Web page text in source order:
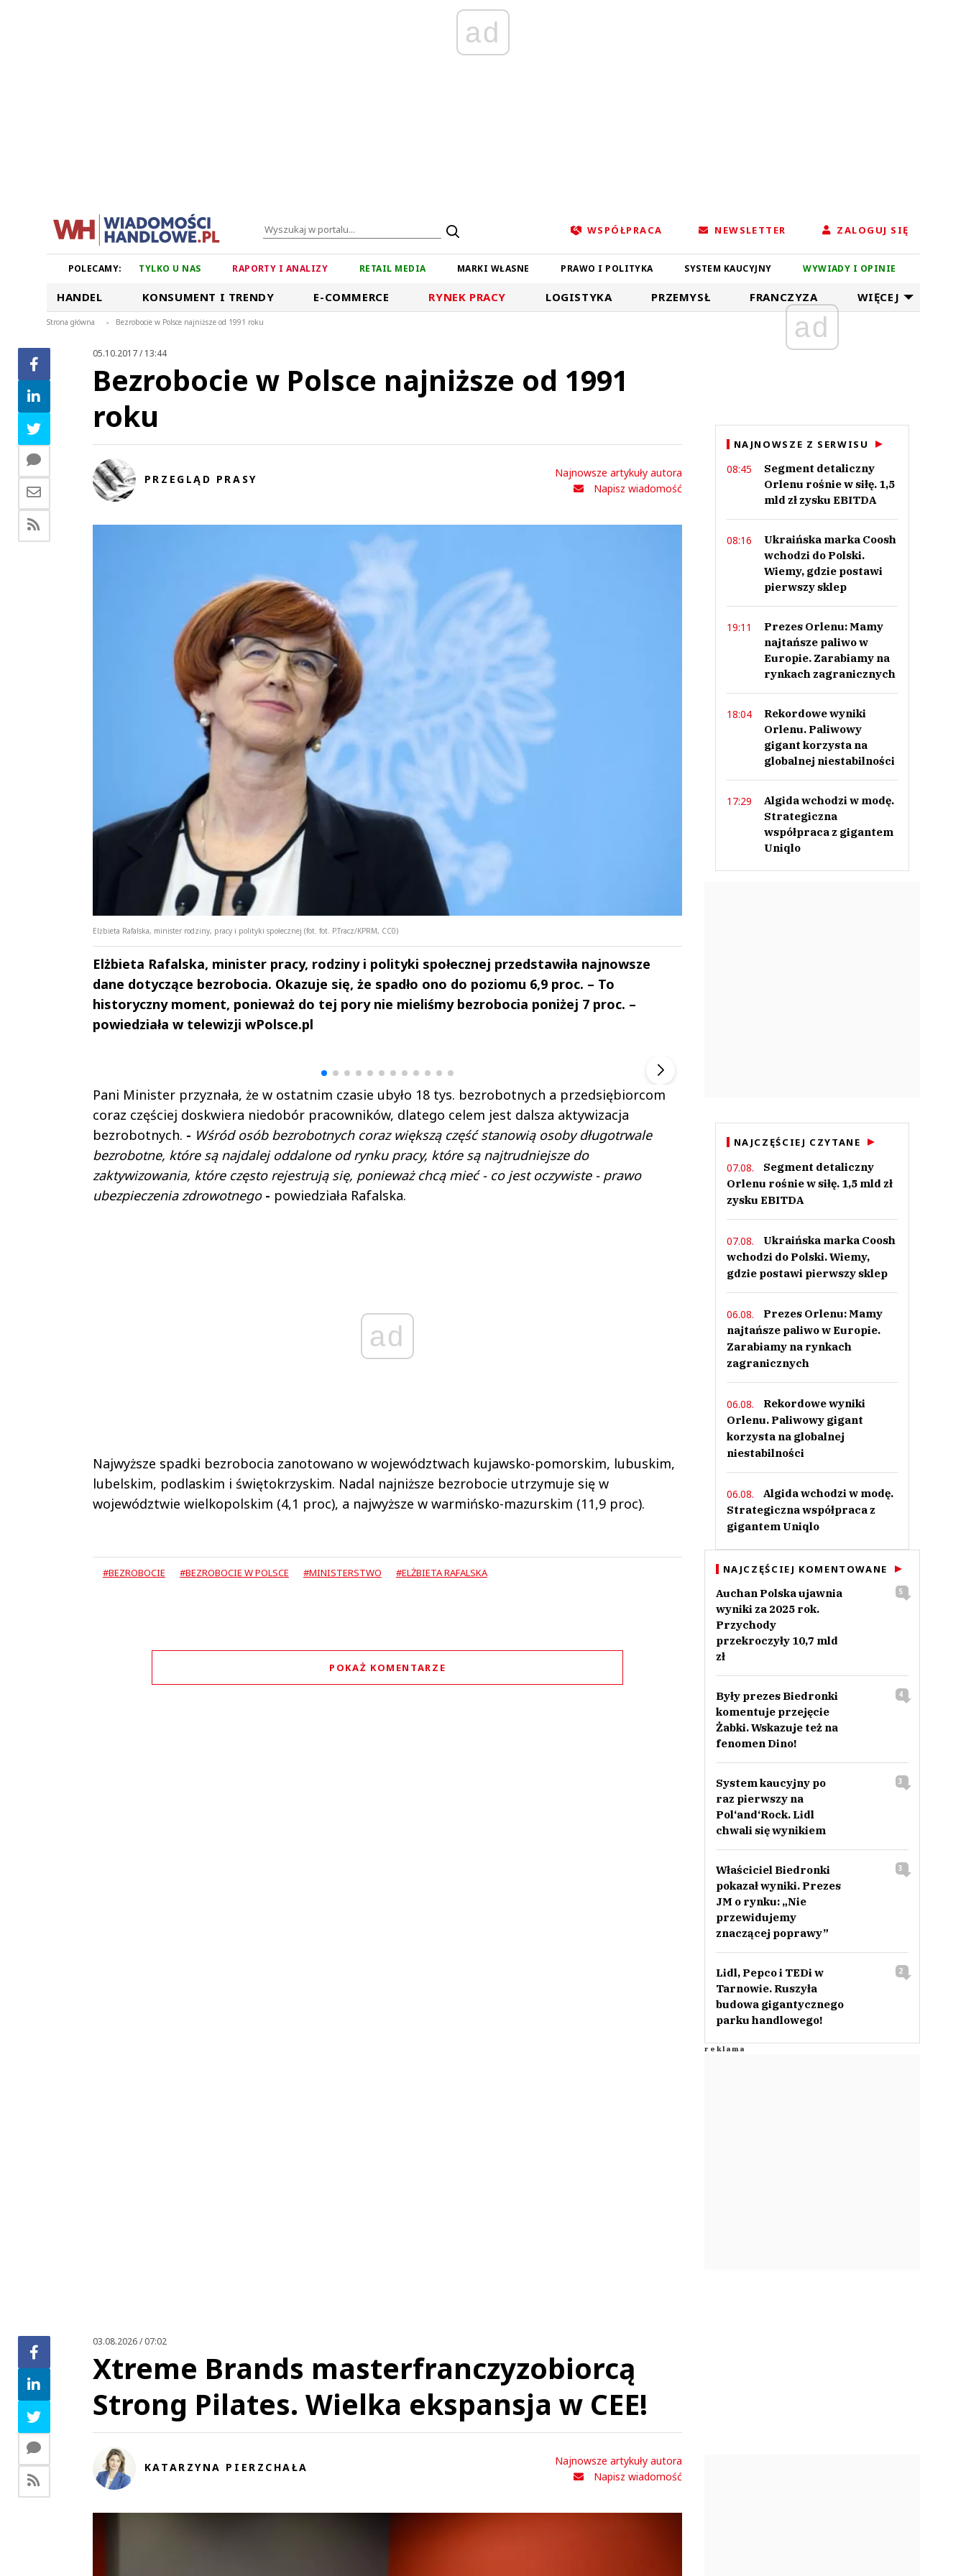
ad
WSPÓŁPRACA NEWSLETTER ZALOGUJ SIĘ
POLECAMY: TYLKO U NAS RAPORTY I ANALIZY RETAIL MEDIA MARKI WŁASNE PRAWO I POLITYKA SYSTEM KAUCYJNY WYWIADY I OPINIE
HANDEL KONSUMENT I TRENDY E-COMMERCE RYNEK PRACY LOGISTYKA PRZEMYSŁ FRANCZYZA WIĘCEJ
Strona główna > Bezrobocie w Polsce najniższe od 1991 roku
05.10.2017 / 13:44
Bezrobocie w Polsce najniższe od 1991
roku
PRZEGLĄD PRASY
Najnowsze artykuły autora
Napisz wiadomość
Elżbieta Rafalska, minister rodziny, pracy i polityki społecznej (fot. fot. P.Tracz/KPRM, CC0)
Elżbieta Rafalska, minister pracy, rodziny i polityki społecznej przedstawiła najnowsze
dane dotyczące bezrobocia. Okazuje się, że spadło ono do poziomu 6,9 proc. – To
historyczny moment, ponieważ do tej pory nie mieliśmy bezrobocia poniżej 7 proc. –
powiedziała w telewizji wPolsce.pl
Pani Minister przyznała, że w ostatnim czasie ubyło 18 tys. bezrobotnych a przedsiębiorcom
coraz częściej doskwiera niedobór pracowników, dlatego celem jest dalsza aktywizacja
bezrobotnych. - Wśród osób bezrobotnych coraz większą część stanowią osoby długotrwale
bezrobotne, które są najdalej oddalone od rynku pracy, które są najtrudniejsze do
zaktywizowania, które często rejestrują się, ponieważ chcą mieć - co jest oczywiste - prawo
ubezpieczenia zdrowotnego- powiedziała Rafalska.
ad
Najwyższe spadki bezrobocia zanotowano w województwach kujawsko-pomorskim, lubuskim,
lubelskim, podlaskim i świętokrzyskim. Nadal najniższe bezrobocie utrzymuje się w
województwie wielkopolskim (4,1 proc), a najwyższe w warmińsko-mazurskim (11,9 proc).
#BEZROBOCIE #BEZROBOCIE W POLSCE #MINISTERSTWO #ELŻBIETA RAFALSKA
POKAŻ KOMENTARZE
Andrzej i Marta
Marta i Andrzej
ad
NAJNOWSZE Z SERWISU
08:45
Segment detaliczny
Orlenu rośnie w siłę. 1,5
mld zł zysku EBITDA
08:16
Ukraińska marka Coosh
wchodzi do Polski.
Wiemy, gdzie postawi
pierwszy sklep
19:11
Prezes Orlenu: Mamy
najtańsze paliwo w
Europie. Zarabiamy na
rynkach zagranicznych
18:04
Rekordowe wyniki
Orlenu. Paliwowy
gigant korzysta na
globalnej niestabilności
17:29
Algida wchodzi w modę.
Strategiczna
współpraca z gigantem
Uniqlo
NAJCZĘŚCIEJ CZYTANE
07.08.
Segment detaliczny
Orlenu rośnie w siłę. 1,5 mld zł
zysku EBITDA
07.08.
Ukraińska marka Coosh
wchodzi do Polski. Wiemy,
gdzie postawi pierwszy sklep
06.08.
Prezes Orlenu: Mamy
najtańsze paliwo w Europie.
Zarabiamy na rynkach
zagranicznych
06.08.
Rekordowe wyniki
Orlenu. Paliwowy gigant
korzysta na globalnej
niestabilności
06.08.
Algida wchodzi w modę.
Strategiczna współpraca z
gigantem Uniqlo
NAJCZĘŚCIEJ KOMENTOWANE
Auchan Polska ujawnia
wyniki za 2025 rok.
Przychody
przekroczyły 10,7 mld
zł
5
Były prezes Biedronki
komentuje przejęcie
Żabki. Wskazuje też na
fenomen Dino!
4
System kaucyjny po
raz pierwszy na
Pol‘and‘Rock. Lidl
chwali się wynikiem
3
Właściciel Biedronki
pokazał wyniki. Prezes
JM o rynku: „Nie
przewidujemy
znaczącej poprawy”
3
Lidl, Pepco i TEDi w
Tarnowie. Ruszyła
budowa gigantycznego
parku handlowego!
2
03.08.2026 / 07:02
Xtreme Brands masterfranczyzobiorcą
Strong Pilates. Wielka ekspansja w CEE!
KATARZYNA PIERZCHAŁA
Najnowsze artykuły autora
Napisz wiadomość